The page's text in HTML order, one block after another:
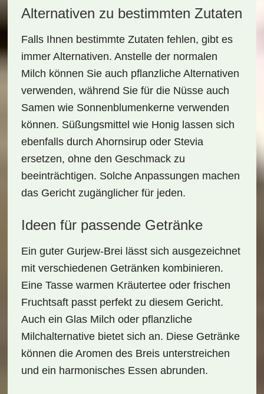
Alternativen zu bestimmten Zutaten
Falls Ihnen bestimmte Zutaten fehlen, gibt es
immer Alternativen. Anstelle der normalen
Milch können Sie auch pflanzliche Alternativen
verwenden, während Sie für die Nüsse auch
Samen wie Sonnenblumenkerne verwenden
können. Süßungsmittel wie Honig lassen sich
ebenfalls durch Ahornsirup oder Stevia
ersetzen, ohne den Geschmack zu
beeinträchtigen. Solche Anpassungen machen
das Gericht zugänglicher für jeden.
Ideen für passende Getränke
Ein guter Gurjew-Brei lässt sich ausgezeichnet
mit verschiedenen Getränken kombinieren.
Eine Tasse warmen Kräutertee oder frischen
Fruchtsaft passt perfekt zu diesem Gericht.
Auch ein Glas Milch oder pflanzliche
Milchalternative bietet sich an. Diese Getränke
können die Aromen des Breis unterstreichen
und ein harmonisches Essen abrunden.